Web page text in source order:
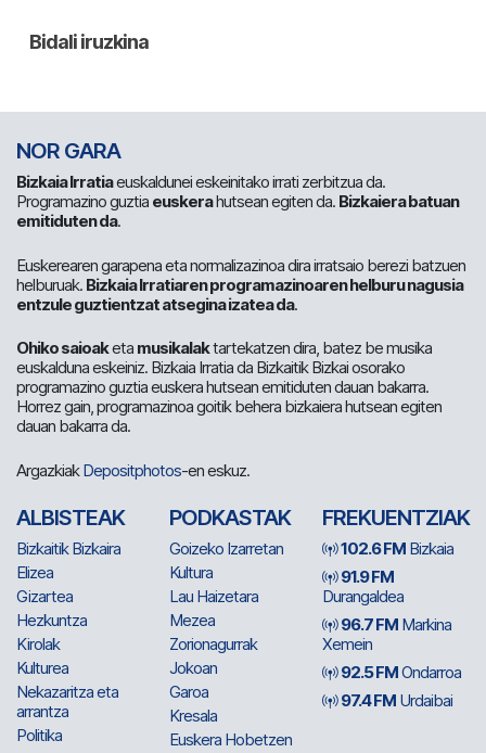
NOR GARA
Bizkaia Irratiaeuskaldunei eskeinitako irrati zerbitzua da.
Programazino guztia euskerahutsean egiten da. Bizkaiera batuan
emitiduten da.
Euskerearen garapena eta normalizazinoa dira irratsaio berezi batzuen
helburuak. Bizkaia Irratiaren programazinoaren helburu nagusia
entzule guztientzat atsegina izatea da.
Ohiko saioaketa musikalaktartekatzen dira, batez be musika
euskalduna eskeiniz. Bizkaia Irratia da Bizkaitik Bizkai osorako
programazino guztia euskera hutsean emitiduten dauan bakarra.
Horrez gain, programazinoa goitik behera bizkaiera hutsean egiten
dauan bakarra da.
ArgazkiakDepositphotos-en eskuz.
ALBISTEAK
Bizkaitik Bizkaira
Elizea
Gizartea
Hezkuntza
Kirolak
Kulturea
Nekazaritza eta
arrantza
Politika
PODKASTAK
Goizeko Izarretan
Kultura
Lau Haizetara
Mezea
Zorionagurrak
Jokoan
Garoa
Kresala
Euskera Hobetzen
FREKUENTZIAK
102.6 FM Bizkaia
91.9 FM
Durangaldea
96.7 FM Markina
Xemein
92.5 FMOndarroa
97.4 FM Urdaibai